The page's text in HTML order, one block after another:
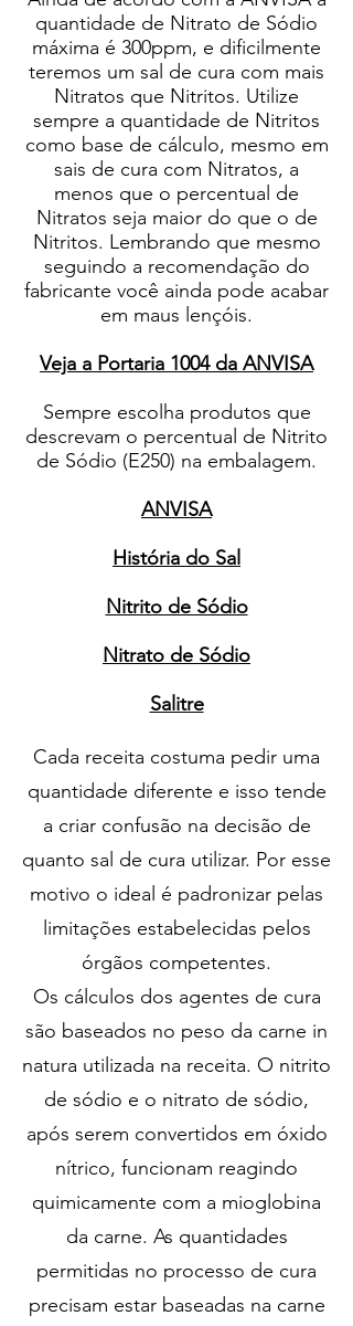
quantidade de Nitrato de Sódio
máxima é 300ppm, e dificilmente
teremos um sal de cura com mais
Nitratos que Nitritos. Utilize
sempre a quantidade de Nitritos
como base de cálculo, mesmo em
sais de cura com Nitratos, a
menos que o percentual de
Nitratos seja maior do que o de
Nitritos. Lembrando que mesmo
seguindo a recomendação do
fabricante você ainda pode acabar
em maus lençóis.
Veja a Portaria 1004 da ANVISA
Sempre escolha produtos que
descrevam o percentual de Nitrito
de Sódio (E250) na embalagem.
ANVISA
História do Sal
Nitrito de Sódio
Nitrato de Sódio
Salitre
Cada receita costuma pedir uma
quantidade diferente e isso tende
a criar confusão na decisão de
quanto sal de cura utilizar. Por esse
motivo o ideal é padronizar pelas
limitações estabelecidas pelos
órgãos competentes.
Os cálculos dos agentes de cura
são baseados no peso da carne in
natura utilizada na receita. O nitrito
de sódio e o nitrato de sódio,
após serem convertidos em óxido
nítrico, funcionam reagindo
quimicamente com a mioglobina
da carne. As quantidades
permitidas no processo de cura
precisam estar baseadas na carne